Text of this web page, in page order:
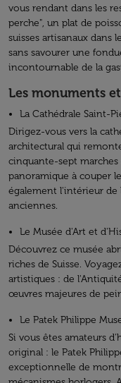
vous rendant dans les
perche", un plat de
suisses artisanaux dans
sans savourer une
incontournable de la
Les monuments
La Cathédrale Saint-
Dirigez-vous vers la
architectural qui
cinquante-sept
panoramique à couper
également l'intérieur de
anciennes.
Le Musée d'Art et
Découvrez ce musée
riches de Suisse.
artistiques : de
œuvres majeures de
Le Patek Philippe
Si vous êtes amateurs
original : le Patek
exceptionnelle de